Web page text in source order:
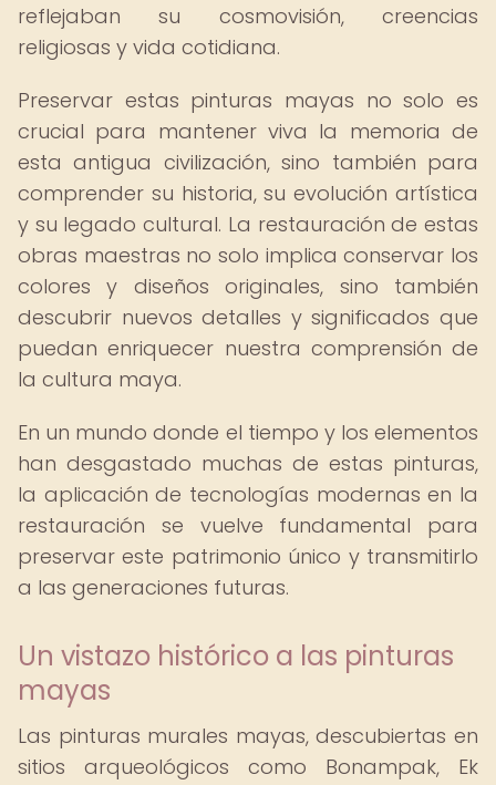
reflejaban su cosmovisión, creencias
religiosas y vida cotidiana.
Preservar estas pinturas mayas no solo es
crucial para mantener viva la memoria de
esta antigua civilización, sino también para
comprender su historia, su evolución artística
y su legado cultural. La restauración de estas
obras maestras no solo implica conservar los
colores y diseños originales, sino también
descubrir nuevos detalles y significados que
puedan enriquecer nuestra comprensión de
la cultura maya.
En un mundo donde el tiempo y los elementos
han desgastado muchas de estas pinturas,
la aplicación de tecnologías modernas en la
restauración se vuelve fundamental para
preservar este patrimonio único y transmitirlo
a las generaciones futuras.
Un vistazo histórico a las pinturas
mayas
Las pinturas murales mayas, descubiertas en
sitios arqueológicos como Bonampak, Ek